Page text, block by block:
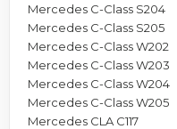
Mercedes C-Class S204
Mercedes C-Class S205
Mercedes C-Class W202
Mercedes C-Class W203
Mercedes C-Class W204
Mercedes C-Class W205
Mercedes CLA C117